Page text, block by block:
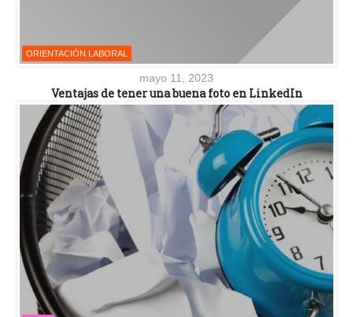
ORIENTACIÓN LABORAL
mayo 11, 2023
Ventajas de tener una buena foto en LinkedIn